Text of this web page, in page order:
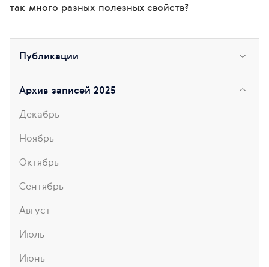
так много разных полезных свойств?
Публикации
Архив записей 2025
Декабрь
Ноябрь
Октябрь
Сентябрь
Август
Июль
Июнь